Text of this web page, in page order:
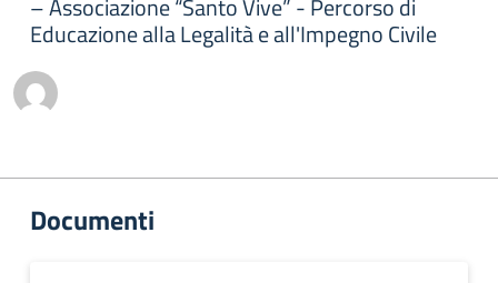
– Associazione “Santo Vive” - Percorso di
Educazione alla Legalità e all'Impegno Civile
Documenti